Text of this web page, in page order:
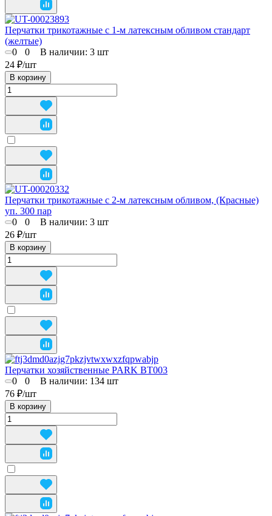
Перчатки трикотажные с 1-м латексным обливом стандарт
(желтые)
0
0 В наличии: 3 шт
24 ₽/шт
В корзину
Перчатки трикотажные с 2-м латексным обливом, (Красные)
уп. 300 пар
0
0 В наличии: 3 шт
26 ₽/шт
В корзину
Перчатки хозяйственные PARK BТ003
0
0 В наличии: 134 шт
76 ₽/шт
В корзину